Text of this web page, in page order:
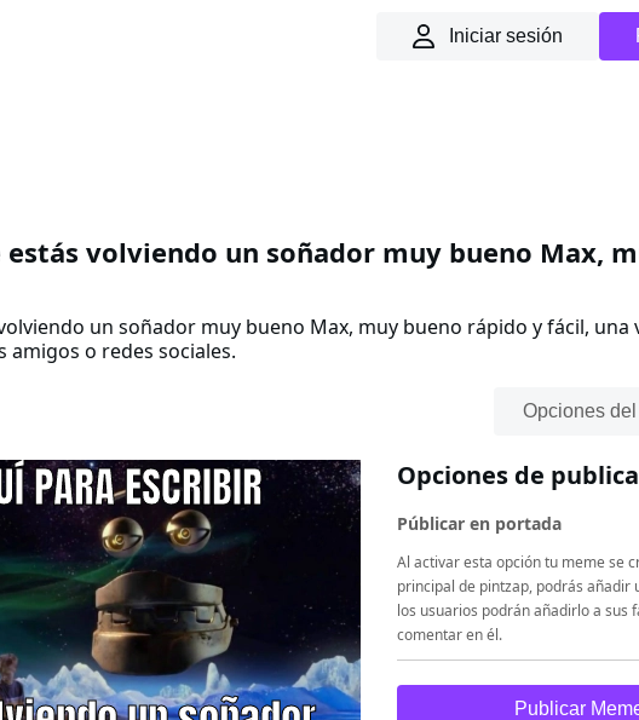
Iniciar sesión
estás volviendo un soñador muy bueno Max,
un soñador muy bueno Max, muy bueno rápido y fácil, una
o redes sociales.
Opciones
Opciones de
Públicar en portada
Al activar esta opción tu meme se
principal de pintzap, podrás añadir
los usuarios podrán añadirlo a sus
comentar en él.
Publicar